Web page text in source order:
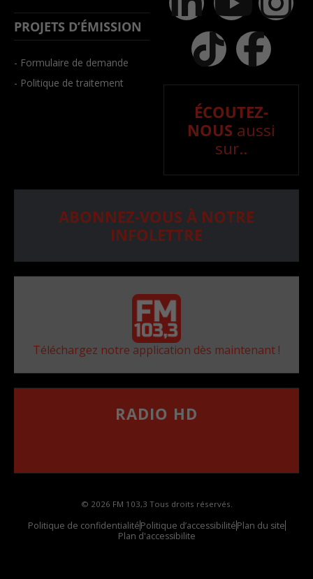
PROJETS D’ÉMISSION
- Formulaire de demande
- Politique de traitement
ÉCOUTEZ-
NOUS aussi
sur..
ABONNEZ-VOUS À NOTRE
INFOLETTRE
Téléchargez notre application dès maintenant !
RADIO HD
© 2026 FM 103,3 Tous droits réservés.
Politique de confidentialitéPolitique d’accessibilitéPlan du site
Plan d'accessibilite